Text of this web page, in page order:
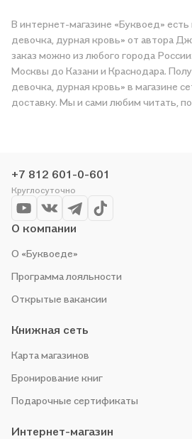
В интернет-магазине «Буквоед» есть
девочка, дурная кровь» от автора
заказ можно из любого города
Москвы до Казани и Краснодара.
девочка, дурная кровь» в магазине
доставку. Мы и сами любим читать,
+7 812 601-0-601
Круглосуточно
О компании
О «Буквоеде»
Программа лояльности
Открытые вакансии
Книжная сеть
Карта магазинов
Бронирование книг
Подарочные сертификаты
Интернет-магазин